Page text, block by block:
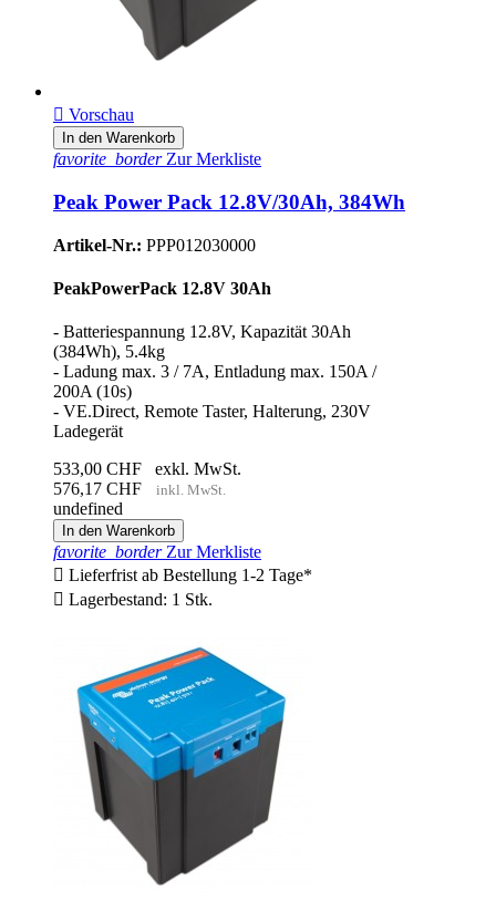
 Vorschau
In den Warenkorb
favorite_borderZur Merkliste
Peak Power Pack 12.8V/30Ah, 384Wh
Artikel-Nr.: PPP012030000
PeakPowerPack 12.8V 30Ah
- Batteriespannung 12.8V, Kapazität 30Ah
(384Wh), 5.4kg
- Ladung max. 3 / 7A, Entladung max. 150A /
200A (10s)
- VE.Direct, Remote Taster, Halterung, 230V
Ladegerät
533,00 CHF
exkl. MwSt.
576,17 CHF
inkl. MwSt.
undefined
In den Warenkorb
favorite_borderZur Merkliste
 Lieferfrist ab Bestellung 1-2 Tage*
 Lagerbestand: 1 Stk.